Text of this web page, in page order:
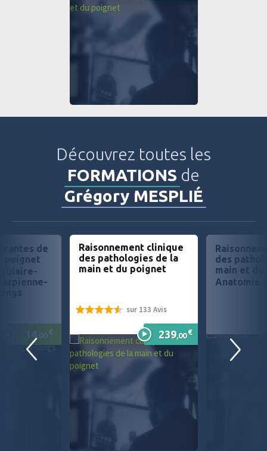
Découvrez toutes les
FORMATIONS de
Grégory MESPLIÉ
de
poignet
14,00€
Raisonnement clinique
des pathologies de la
main et du poignet
sur 133 Avis
239,00€
des
main et
Anatomie